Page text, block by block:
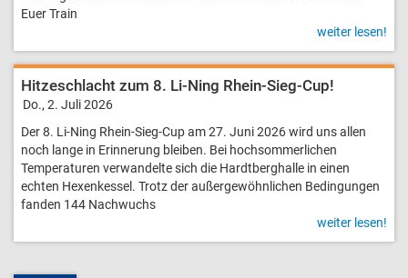
Euer Train
weiter lesen!
Hitzeschlacht zum 8. Li-Ning Rhein-Sieg-Cup!
Do., 2. Juli 2026
Der 8. Li-Ning Rhein-Sieg-Cup am 27. Juni 2026 wird uns allen
noch lange in Erinnerung bleiben. Bei hochsommerlichen
Temperaturen verwandelte sich die Hardtberghalle in einen
echten Hexenkessel. Trotz der außergewöhnlichen Bedingungen
fanden 144 Nachwuchs
weiter lesen!